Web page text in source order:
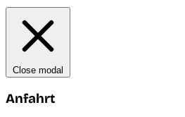
Close modal
Anfahrt